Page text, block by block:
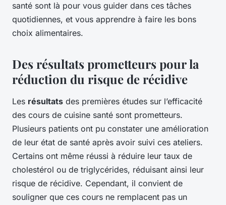
santé sont là pour vous guider dans ces tâches
quotidiennes, et vous apprendre à faire les bons
choix alimentaires.
Des résultats prometteurs pour la
réduction du risque de récidive
Les résultats des premières études sur l’efficacité
des cours de cuisine santé sont prometteurs.
Plusieurs patients ont pu constater une amélioration
de leur état de santé après avoir suivi ces ateliers.
Certains ont même réussi à réduire leur taux de
cholestérol ou de triglycérides, réduisant ainsi leur
risque de récidive. Cependant, il convient de
souligner que ces cours ne remplacent pas un